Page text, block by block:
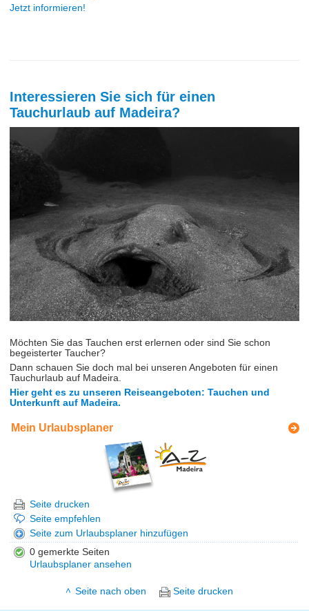
Jetzt informieren!
Interessieren Sie sich für einen
Tauchurlaub auf Madeira?
Möchten Sie das Tauchen erst erlernen oder sind Sie schon
begeisterter Taucher?
Dann schauen Sie doch mal bei unseren Angeboten für einen
Tauchurlaub auf Madeira.
Hier geht es zu unseren Reiseangeboten: Tauchen und
Unterkunft auf Madeira.
Mein Urlaubsplaner
Seite drucken
Seite empfehlen
Seite zum Urlaubsplaner hinzufügen
0 gemerkte Seiten
Urlaubsplaner ansehen
Seite nach oben Seite drucken